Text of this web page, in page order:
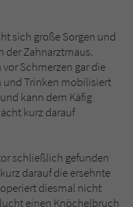
sich große Sorgen und
der Zahnarztmaus.
Schmerzen gar die
und Trinken mobilisiert
kann dem Käfig
kurz darauf
schließlich gefunden
darauf die ersehnte
diesmal nicht
einen Knöchelbruch